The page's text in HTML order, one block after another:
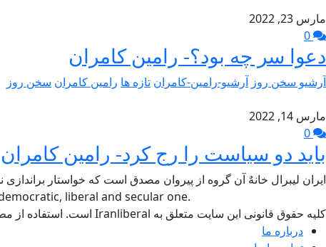
مارس 23, 2022
دعوا سر چه بود؟- رامین کامران
آرشیو سخن روز آرشیو-رامین-کامران تازه ها رامین کامران سخن روز
مارس 14, 2022
باید دو سیاست را رج کرد- رامین کامران
ایران لیبرال خانهٌ آن گروه از پیروان مصدق است که خواستار
liberal and secular one.
کلیه حقوق قانونی این سایت متعلق به Iranliberal است. استفاده از مطالب سایت با ذکر منبع آزاد است.
درباره ما